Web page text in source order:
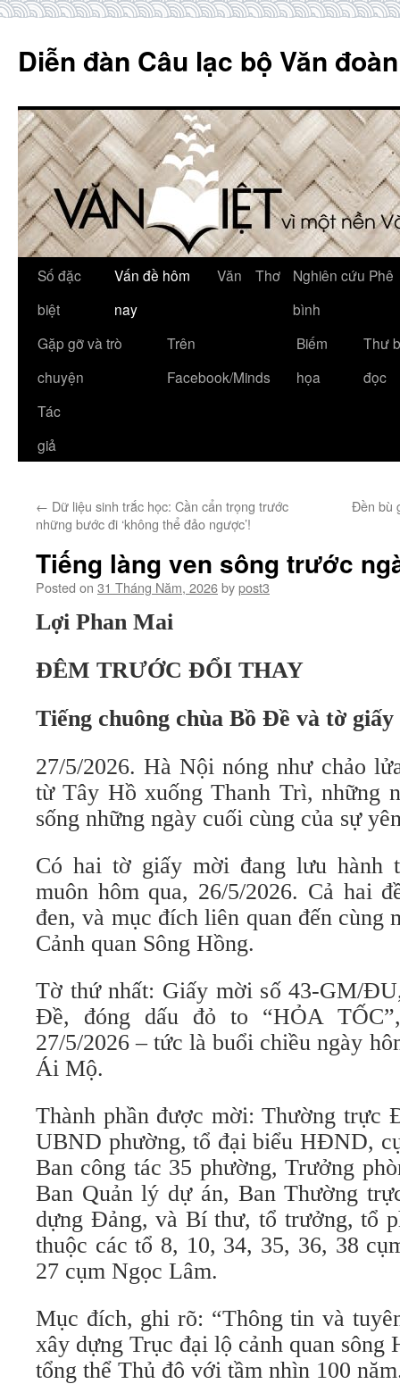
content
Diễn đàn Câu lạc bộ Văn
Số đặc
biệt
Vấn đề hôm
nay
Văn Thơ
Nghiên cứu Phê
bình
Gặp gỡ và trò
chuyện
Trên
Facebook/Minds
Biếm
họa
Thư
đọc
Tác
giả
← Dữ liệu sinh trắc học: Cần cẩn trọng trước
những bước đi ‘không thể đảo ngược’!
Đền bù
Tiếng làng ven sông trước
Posted on 31 Tháng Năm, 2026bypost3
Lợi Phan Mai
ĐÊM TRƯỚC ĐỔI THAY
Tiếng chuông chùa Bồ Đề và tờ
27/5/2026. Hà Nội nóng như chảo
từ Tây Hồ xuống Thanh Trì, những
sống những ngày cuối cùng của sự
Có hai tờ giấy mời đang lưu hành
muôn hôm qua, 26/5/2026. Cả hai
đen, và mục đích liên quan đến
Cảnh quan Sông Hồng.
Tờ thứ nhất: Giấy mời số 43-GM/
Đề, đóng dấu đỏ to “HỎA
27/5/2026 – tức là buổi chiều ngày
Ái Mộ.
Thành phần được mời: Thường trực
UBND phường, tổ đại biểu HĐND,
Ban công tác 35 phường, Trưởng
Ban Quản lý dự án, Ban Thường
dựng Đảng, và Bí thư, tổ trưởng, tổ
thuộc các tổ 8, 10, 34, 35, 36, 38
27 cụm Ngọc Lâm.
Mục đích, ghi rõ: “Thông tin và
xây dựng Trục đại lộ cảnh quan sông
tổng thể Thủ đô với tầm nhìn 100